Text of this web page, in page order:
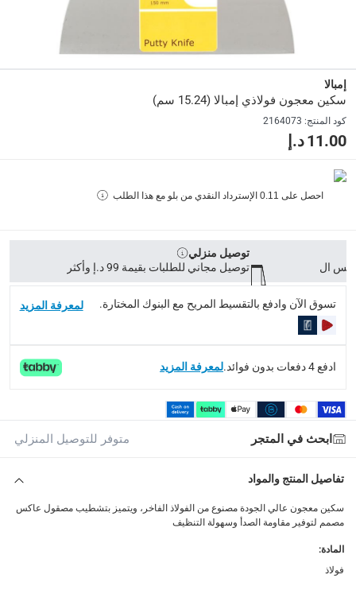
185150
Delivery & Returns
delivery method
delivery times
توصيل المنتجات الكبيرة أو التي تحتاج تركيب: خلال 2 إلى 4 أيام عمل
توصيل المنتجات مباشرة من المورّد: خلال 2 إلى 4 أيام عمل
collection
إمكانية إرجاع المنتجات المؤهلة مجاناً خلال 30 يوماً.
What's in the Box
1 سكين معجون فولاذي إمبالا بمقاس 15.24 سم
إمبالا
سكين معجون فولاذي إمبالا (15.24 سم)
كود المنتج:
2164073
11.00 د.إ
احصل على 0.11 الإسترداد النقدي من بلو مع هذا الطلب
توصيل منزلي
توصيل مجاني للطلبات بقيمة 99 د.إ وأكثر
تسوق الآن وادفع بالتقسيط المريح مع البنوك المختارة. لمعرفة المزيد
ادفع 4 دفعات بدون فوائد. لمعرفة المزيد
ابحث في المتجر متوفر للتوصيل المنزلي
تفاصيل المنتج والمواد
سكين معجون عالي الجودة مصنوع من الفولاذ الفاخر، ويتميز بتشطيب مصقول عاكس
مصمم لتوفير مقاومة الصدأ وسهولة التنظيف
المادة:
فولاذ